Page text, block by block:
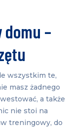
–
wszystkim te,
masz żadnego
a także
nie stoi na
treningowy, do